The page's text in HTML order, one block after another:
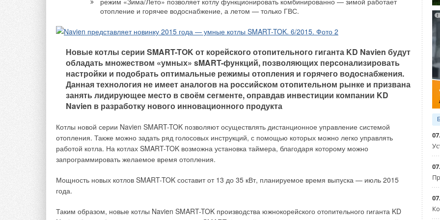
отопление и горячее водоснабжение, а летом — только ГВС.
Новые котлы серии SMART-TOK от корейского отопительного гиганта KD Navien будут
обладать множеством «умных» sMART-функций, позволяющих персонализировать
настройки и подобрать оптимальные режимы отопления и горячего водоснабжения.
Данная технология не имеет аналогов на российском отопительном рынке и призвана
занять лидирующее место в своём сегменте, оправдав инвестиции компании KD
Navien в разработку нового инновационного продукта
Котлы новой серии Navien SMART-TOK позволяют осуществлять дистанционное управление системой
отопления. Также можно задать ряд голосовых инструкций, с помощью которых можно легко управлять
работой котла. На котлах SMART-TOK возможна установка таймера, благодаря которому можно
запрограммировать желаемое время отопления.
Мощность новых котлов SMART-TOK составит от 13 до 35 кВт, планируемое время выпуска — июль 2015
года.
Таким образом, новые котлы Navien SMART-TOK производства южнокорейского отопительного гиганта KD
Коллекторный узелGE550Y19xявляется индивидуальным квартирным
балансировочными клапанами для подключения отопительных приборов при
лучевой или периметральной разводке и индивидуальным теплоучётом.
GE550Y24x — этажный коллектор водоснабжения с редуктором давления и
водосчётчиками.
Коллекторные узлы Giacomini серии GE550изготавливаются на заводе
Giacomini в Италии и поставляются в частично или полностью собранном
быструю сборку частей узла на объекте, монтаж узлов Giacomini возможен как
на стену, так и в коллекторный шкаф. В состав узлов входят
распределительные коллекторы большого диаметра — от Ш" до 2" (Ду32-
Ду50), с отводами по числу потребителей от 2 до 12. Узлы Giacomini являются
универсальными по стороне подключения и позволяют подсоединяться к
стояку как слева, так и справа, кроме того, при применении опционального
Распределительные (коллекторные) узлы Giacomini содержат